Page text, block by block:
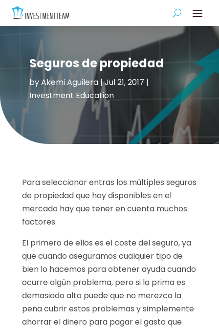
Seguros de propiedad
byAkemi Aguilera|Jul 21, 2017 |
Investment Education
Para seleccionar entras los múltiples seguros
de propiedad que hay disponibles en el
mercado hay que tener en cuenta muchos
factores.
El primero de ellos es el coste del seguro, ya
que cuando aseguramos cualquier tipo de
bien lo hacemos para obtener ayuda cuando
ocurre algún problema, pero si la prima es
demasiado alta puede que no merezca la
pena cubrir estos problemas y simplemente
ahorrar el dinero para pagar el gasto que